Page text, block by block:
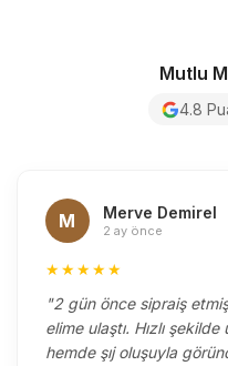
Mutlu
4.8
M Merve Demirel
2 ay önce
★★★★★
"2 gün önce sipraiş etmiş
elime ulaştı. Hızlı
hemde şıj oluşuyla görünce iyiki sipariş etmişim dedirtti.